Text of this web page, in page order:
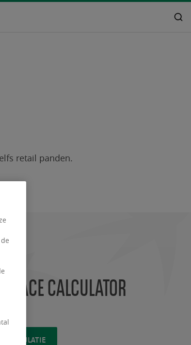
retail panden.
CALCULATOR
SIMULATIE